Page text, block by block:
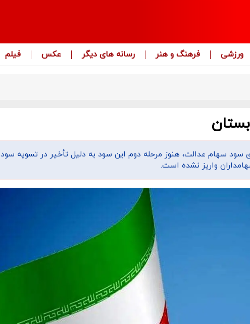
ورزشی فرهنگ و هنر رسانه های دیگر عکس فیلم
سهام عدالت، هنوز مرحله دوم این سود به دلیل تأخیر در تسویه سود
واریز نشده است.